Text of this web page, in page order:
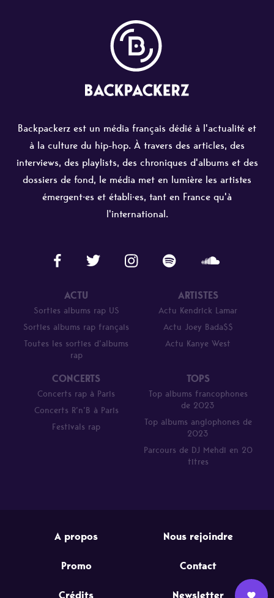
Backpackerz est un média français dédié à l'actualité et
à la culture du hip-hop. À travers des articles, des
interviews, des playlists, des chroniques d'albums et des
dossiers de fond, le média met en lumière les artistes
émergent·es et établi·es, tant en France qu'à
l'international.
ACTU
Sorties albums rap US
Sorties albums rap français
Toutes les sorties d’albums
rap
ARTISTES
Actu Kendrick Lamar
Actu Joey Bada$$
Actu Kanye West
CONCERTS
Concerts rap à Paris
Concerts R’n’B à Paris
Festivals rap
TOPS
Top albums francophones
de 2023
Top albums anglophones de
2023
Parcours de DJ Mehdi en 20
titres
A propos Nous rejoindre
Promo Contact
Crédits Newsletter